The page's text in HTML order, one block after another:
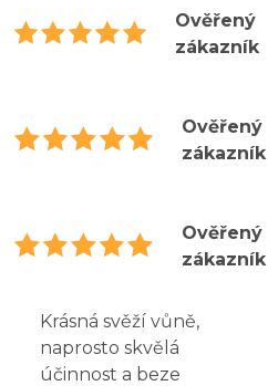
Ověřený
zákazník
Ověřený
zákazník
Ověřený
zákazník
Krásná svěží vůně,
naprosto skvělá
účinnost a beze